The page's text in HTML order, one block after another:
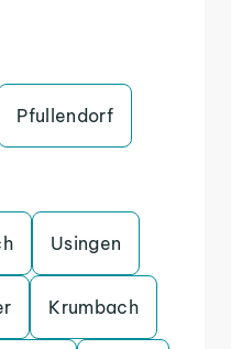
Pfullendorf
Usingen
Krumbach